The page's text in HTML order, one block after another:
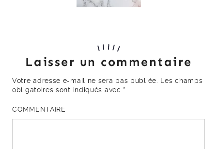
Laisser un commentaire
Votre adresse e-mail ne sera pas publiée.
Les champs
obligatoires sont indiqués avec *
COMMENTAIRE